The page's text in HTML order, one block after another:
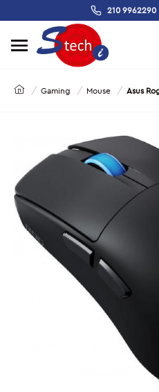
210 9962290
Gaming Mouse Asus